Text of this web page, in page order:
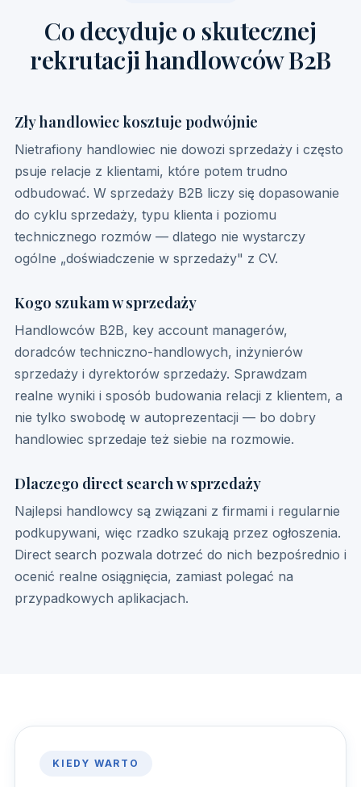
Co decyduje o skutecznej
rekrutacji handlowców B2B
Zły handlowiec kosztuje podwójnie
Nietrafiony handlowiec nie dowozi sprzedaży i często
psuje relacje z klientami, które potem trudno
odbudować. W sprzedaży B2B liczy się dopasowanie
do cyklu sprzedaży, typu klienta i poziomu
technicznego rozmów — dlatego nie wystarczy
ogólne „doświadczenie w sprzedaży" z CV.
Kogo szukam w sprzedaży
Handlowców B2B, key account managerów,
doradców techniczno-handlowych, inżynierów
sprzedaży i dyrektorów sprzedaży. Sprawdzam
realne wyniki i sposób budowania relacji z klientem, a
nie tylko swobodę w autoprezentacji — bo dobry
handlowiec sprzedaje też siebie na rozmowie.
Dlaczego direct search w sprzedaży
Najlepsi handlowcy są związani z firmami i regularnie
podkupywani, więc rzadko szukają przez ogłoszenia.
Direct search pozwala dotrzeć do nich bezpośrednio i
ocenić realne osiągnięcia, zamiast polegać na
przypadkowych aplikacjach.
KIEDY WARTO